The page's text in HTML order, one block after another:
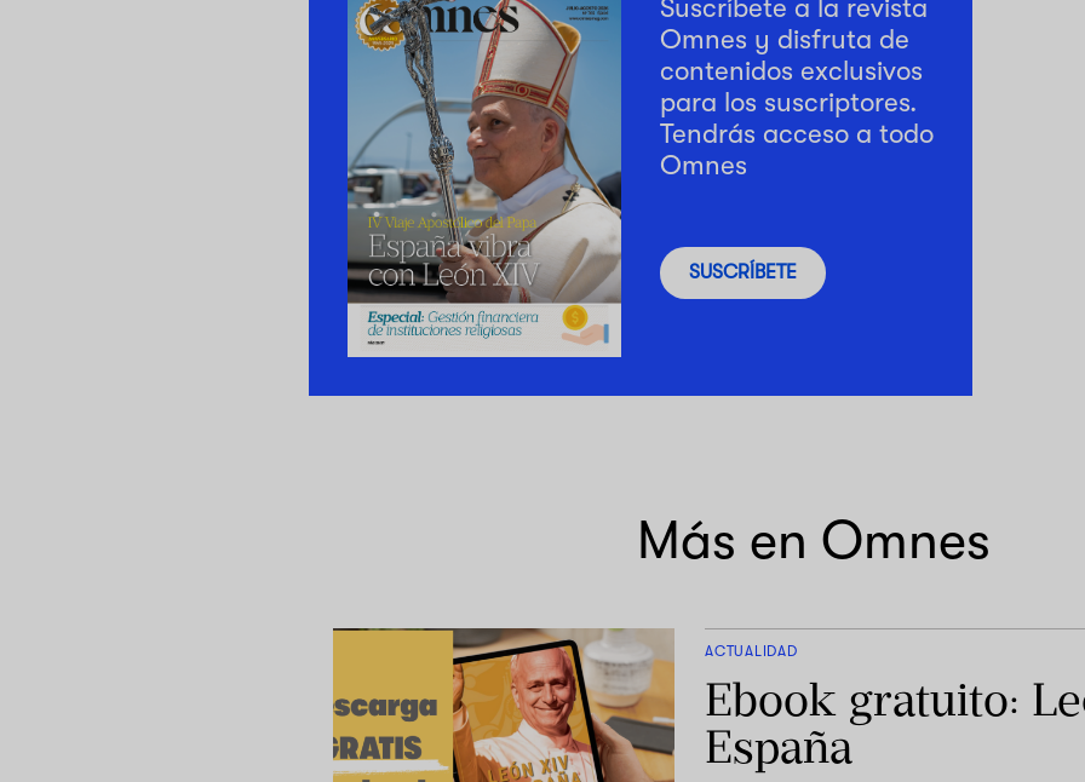
Suscríbete a la revista
Omnes y disfruta de
contenidos exclusivos
para los suscriptores.
Tendrás acceso a todo
Omnes
SUSCRÍBETE
Más en Omnes
ACTUALIDAD
Ebook gratuito:
España